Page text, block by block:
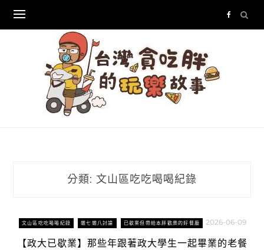
content
分類: 文山區吃吃喝喝紀錄
文山區吃吃喝喝紀錄 雜七雜八討論 已歇業但帶給本胖歡樂的好餐廳 2026-06-09
【政大已歇業】那些年跟著政大學生一起畢業的老餐